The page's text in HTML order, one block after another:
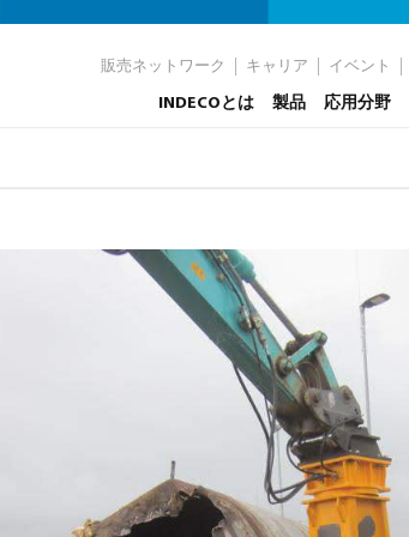
販売ネットワーク キャリア イベント
INDECOとは 製品 応用分野